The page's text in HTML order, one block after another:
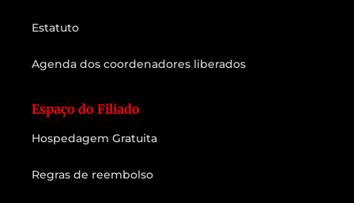
Estatuto
Agenda dos coordenadores liberados
Espaço do Filiado
Hospedagem Gratuita
Regras de reembolso